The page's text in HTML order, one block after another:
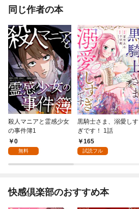
同じ作者の本
殺人マニアと霊感少女
の事件簿1
0
無料
黒騎士さま、溺愛しす
ぎです！ 1話
165
試読フル
快感倶楽部のおすすめ本